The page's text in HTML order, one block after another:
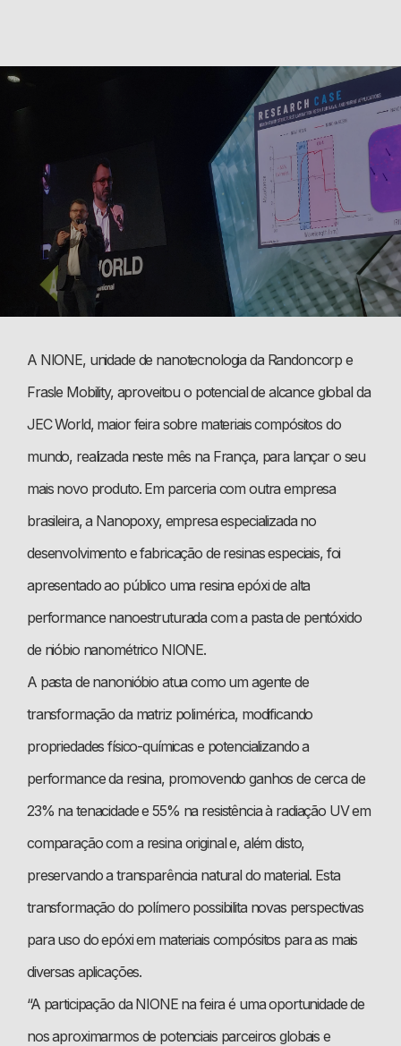
A NIONE, unidade de nanotecnologia da Randoncorp e
Frasle Mobility, aproveitou o potencial de alcance global da
JEC World, maior feira sobre materiais compósitos do
mundo, realizada neste mês na França, para lançar o seu
mais novo produto. Em parceria com outra empresa
brasileira, a Nanopoxy, empresa especializada no
desenvolvimento e fabricação de resinas especiais, foi
apresentado ao público uma resina epóxi de alta
performance nanoestruturada com a pasta de pentóxido
de nióbio nanométrico NIONE.
A pasta de nanonióbio atua como um agente de
transformação da matriz polimérica, modificando
propriedades físico-químicas e potencializando a
performance da resina, promovendo ganhos de cerca de
23% na tenacidade e 55% na resistência à radiação UV em
comparação com a resina original e, além disto,
preservando a transparência natural do material. Esta
transformação do polímero possibilita novas perspectivas
para uso do epóxi em materiais compósitos para as mais
diversas aplicações.
“A participação da NIONE na feira é uma oportunidade de
nos aproximarmos de potenciais parceiros globais e